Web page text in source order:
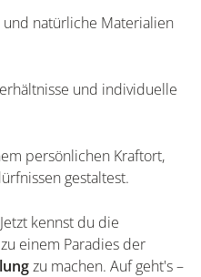
natürliche Materialien
und individuelle
persönlichen Kraftort,
gestaltest.
kennst du die
einem Paradies der
zu machen. Auf geht's –